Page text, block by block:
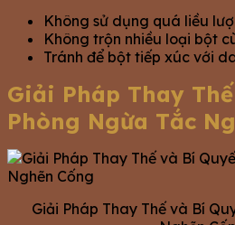
Không sử dụng quá liều
Không trộn nhiều loại bột
Tránh để bột tiếp xúc với
Giải Pháp Thay
Phòng Ngừa Tắc
Giải Pháp Thay Thế và Bí